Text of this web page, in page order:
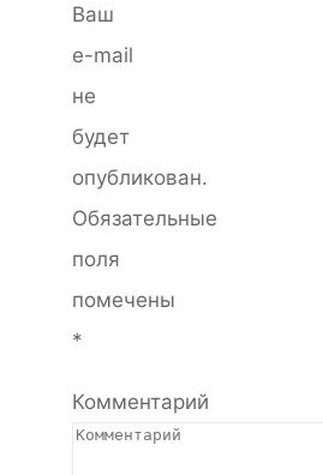
Ваш
e-mail
не
будет
опубликован.
Обязательные
поля
помечены
*
Комментарий